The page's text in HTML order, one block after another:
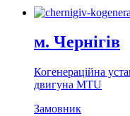
м. Чернiгiв
Когенерацiйна
двигуна MTU
Замовник